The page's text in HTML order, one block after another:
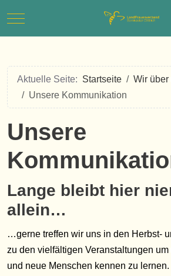
Mobile Menu Toggle
Aktuelle Seite: Startseite
Wir über
Unsere Kommunikation
Unsere
Lange bleibt hier
allein…
…gerne treffen wir uns in den Herbst-
zu den vielfältigen Veranstaltungen
und neue Menschen kennen zu